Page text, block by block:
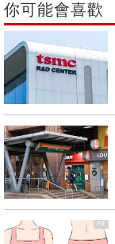
你可能會喜歡
PR